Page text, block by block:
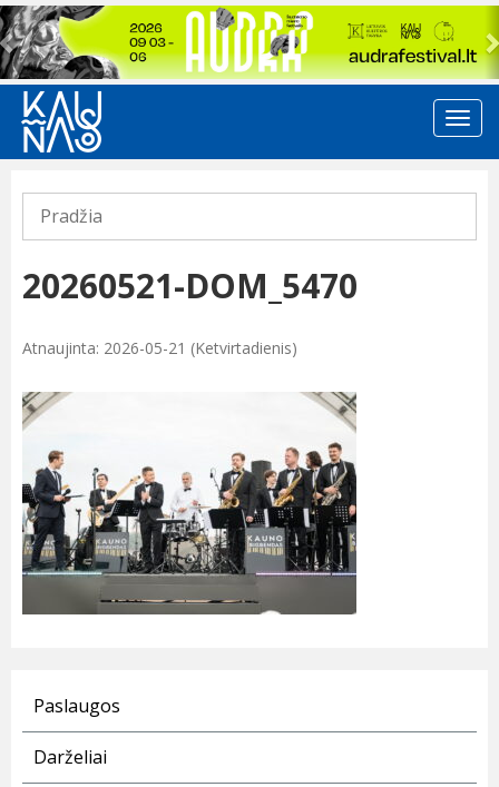
Previous
Pradžia
20260521-DOM_5470
Atnaujinta: 2026-05-21 (Ketvirtadienis)
Paslaugos
Darželiai